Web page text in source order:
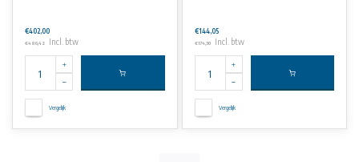
€402,00
€486,42 Incl. btw
Vergelijk
€144,05
€174,30 Incl. btw
Vergelijk